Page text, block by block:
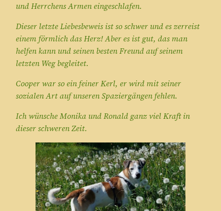
und Herrchens Armen eingeschlafen.
Dieser letzte Liebesbeweis ist so schwer und es zerreist
einem förmlich das Herz! Aber es ist gut, das man
helfen kann und seinen besten Freund auf seinem
letzten Weg begleitet.
Cooper war so ein feiner Kerl, er wird mit seiner
sozialen Art auf unseren Spaziergängen fehlen.
Ich wünsche Monika und Ronald ganz viel Kraft in
dieser schweren Zeit.